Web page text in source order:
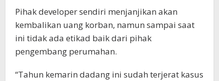
Pihak developer sendiri menjanjikan akan
kembalikan uang korban, namun sampai saat
ini tidak ada etikad baik dari pihak
pengembang perumahan.
“Tahun kemarin dadang ini sudah terjerat kasus